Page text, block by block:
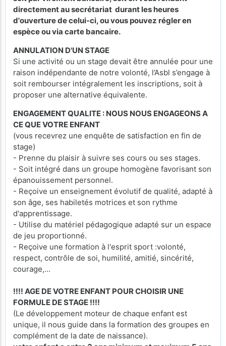
directement au secrétariat durant les heures
d'ouverture de celui-ci, ou vous pouvez régler en
espèce ou via carte bancaire.
ANNULATION D'UN STAGE
Si une activité ou un stage devait être annulée pour une
raison indépendante de notre volonté, l’Asbl s’engage à
soit rembourser intégralement les inscriptions, soit à
proposer une alternative équivalente.
ENGAGEMENT QUALITE : NOUS NOUS ENGAGEONS A
CE QUE VOTRE ENFANT
(vous recevrez une enquête de satisfaction en fin de
stage)
- Prenne du plaisir à suivre ses cours ou ses stages.
- Soit intégré dans un groupe homogène favorisant son
épanouissement personnel.
- Reçoive un enseignement évolutif de qualité, adapté à
son âge, ses habiletés motrices et son rythme
d'apprentissage.
- Utilise du matériel pédagogique adapté sur un espace
de jeu proportionné.
- Reçoive une formation à l'esprit sport :volonté,
respect, contrôle de soi, humilité, amitié, sincérité,
courage,...
!!!! AGE DE VOTRE ENFANT POUR CHOISIR UNE
FORMULE DE STAGE !!!!
(Le développement moteur de chaque enfant est
unique, il nous guide dans la formation des groupes en
complément de la date de naissance).